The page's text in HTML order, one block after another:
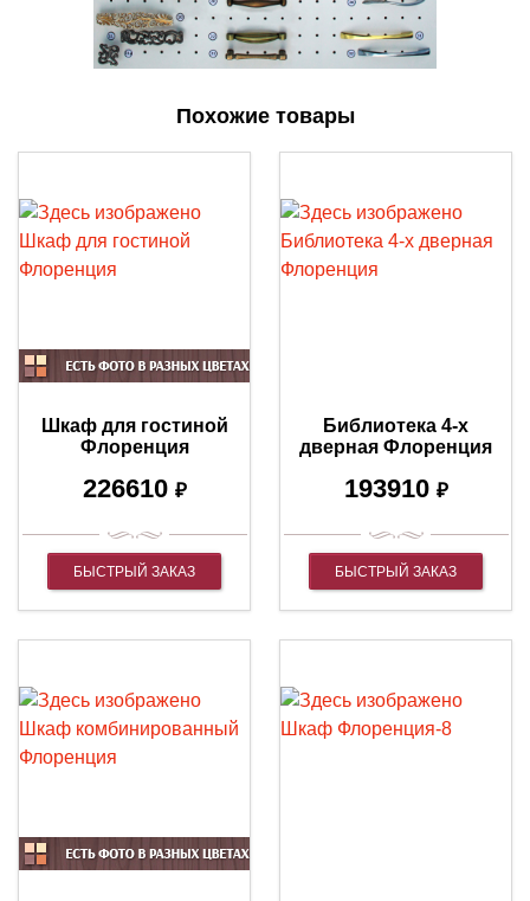
Похожие товары
Шкаф для гостиной
Флоренция
226610 ₽
БЫСТРЫЙ ЗАКАЗ
Библиотека 4-х
дверная Флоренция
193910 ₽
БЫСТРЫЙ ЗАКАЗ